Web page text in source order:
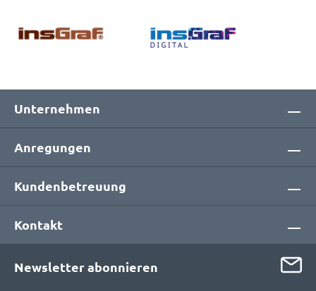
Unternehmen
Anregungen
Kundenbetreuung
Kontakt
Newsletter abonnieren